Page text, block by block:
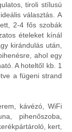
tiroli stílusú
választás. A
2-4 fős szobák
ételeket kínál
kirándulás után,
ahol egy
A hoteltől kb. 1
a fügeni strand
kávézó, WiFi
pihenőszoba,
kert,